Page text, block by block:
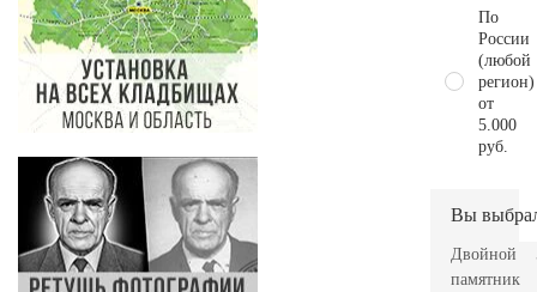
По
России
(любой
регион)
от
5.000
руб.
Вы
Двойной
памятник